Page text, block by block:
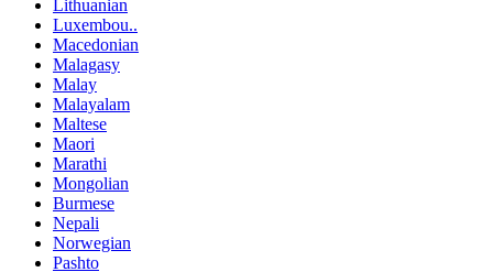
Lithuanian
Luxembou..
Macedonian
Malagasy
Malay
Malayalam
Maltese
Maori
Marathi
Mongolian
Burmese
Nepali
Norwegian
Pashto